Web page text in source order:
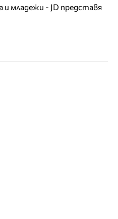
и младежи - JD представя